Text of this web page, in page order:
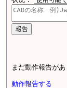
まだ動作報告が
動作報告する